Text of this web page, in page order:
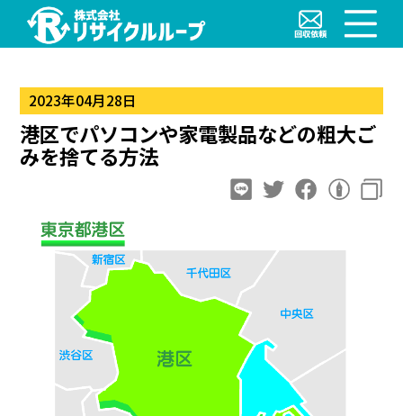
2023年04月28日
港区でパソコンや家電製品などの粗大ご
みを捨てる方法